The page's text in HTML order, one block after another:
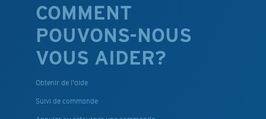
COMMENT
POUVONS-NOUS
VOUS AIDER?
Obtenir de l'aide
Suivi de commande